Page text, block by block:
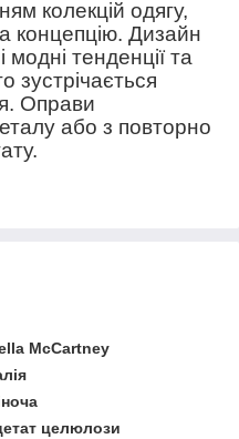
колекцій одягу,
концепцію. Дизайн
тенденції та
зустрічається
Оправи
або з повторно
McCartney
целюлози